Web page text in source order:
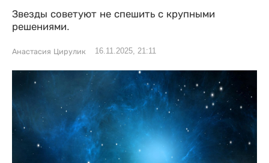
Звезды советуют не спешить с крупными
решениями.
Анастасия Цирулик 16.11.2025, 21:11